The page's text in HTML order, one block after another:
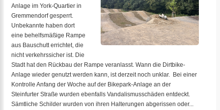
Anlage im York-Quartier in
Gremmendorf gesperrt.
Unbekannte haben dort
eine behelfsmäßige Rampe
aus Bauschutt errichtet, die
nicht verkehrssicher ist. Die
Stadt hat den Rückbau der Rampe veranlasst. Wann die Dirtbike-
Anlage wieder genutzt werden kann, ist derzeit noch unklar. Bei einer
Kontrolle Anfang der Woche auf der Bikepark-Anlage an der
Steinfurter Straße wurden ebenfalls Vandalismusschäden entdeckt.
Sämtliche Schilder wurden von ihren Halterungen abgerissen oder...